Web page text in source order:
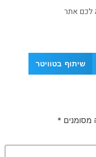
שיתוף בטוויטר
מסומנים *